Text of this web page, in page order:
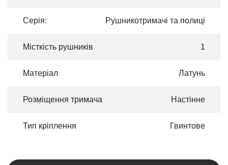
Серія: Рушникотримачі та полиці
Місткість рушників 1
Матеріал Латунь
Розміщення тримача Настінне
Тип кріплення Гвинтове